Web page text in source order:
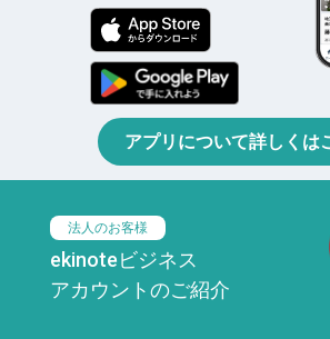
アプリについて詳しくは
法人のお客様
ekinoteビジネス
アカウントのご紹介